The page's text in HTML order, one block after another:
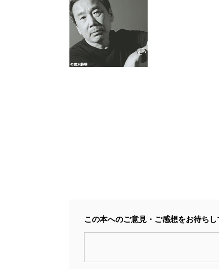
この本へのご意見・ご感想をお待ち